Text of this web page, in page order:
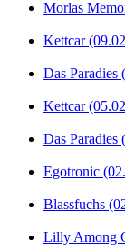
Morlas
Kettcar
Das
Kettcar
Das Paradies
Egotronic
Blassfuchs
Lilly Among